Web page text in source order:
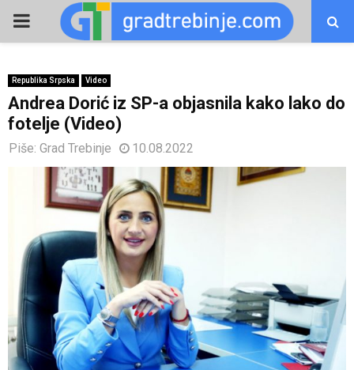
PRIMARY
Republika Srpska Video
Andrea Dorić iz SP-a objasnila kako lako do
fotelje (Video)
Piše: Grad Trebinje 10.08.2022